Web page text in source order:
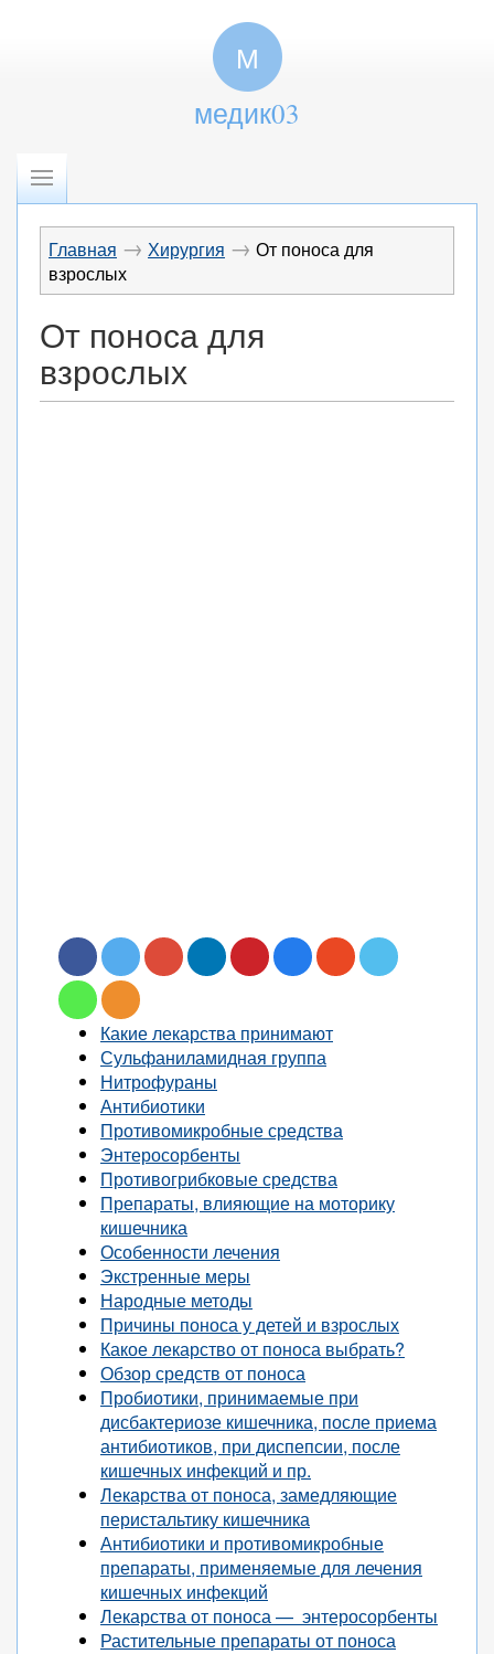
М
медик03
Главная → Хирургия → От поноса для
взрослых
От поноса для
взрослых
Какие лекарства принимают
Сульфаниламидная группа
Нитрофураны
Антибиотики
Противомикробные средства
Энтеросорбенты
Противогрибковые средства
Препараты, влияющие на моторику
кишечника
Особенности лечения
Экстренные меры
Народные методы
Причины поноса у детей и взрослых
Какое лекарство от поноса выбрать?
Обзор средств от поноса
Пробиотики, принимаемые при
дисбактериозе кишечника, после приема
антибиотиков, при диспепсии, после
кишечных инфекций и пр.
Лекарства от поноса, замедляющие
перистальтику кишечника
Антибиотики и противомикробные
препараты, применяемые для лечения
кишечных инфекций
Лекарства от поноса — энтеросорбенты
Растительные препараты от поноса